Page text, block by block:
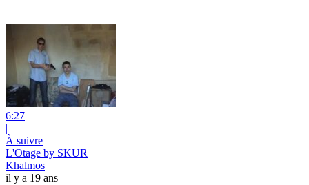
6:27
|
À suivre
L'Otage by SKUR
Khalmos
il y a 19 ans